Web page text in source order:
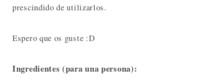
prescindido de utilizarlos.
Espero que os guste :D
Ingredientes (para una persona):